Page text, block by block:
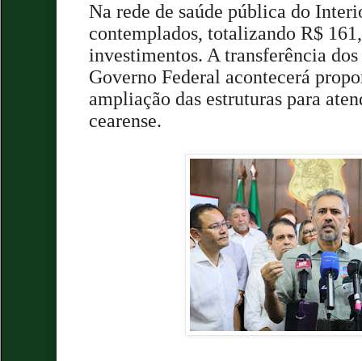
Na rede de saúde pública do
contemplados, totalizando R$
investimentos. A transferência dos
Governo Federal acontecerá
ampliação das estruturas para
cearense.